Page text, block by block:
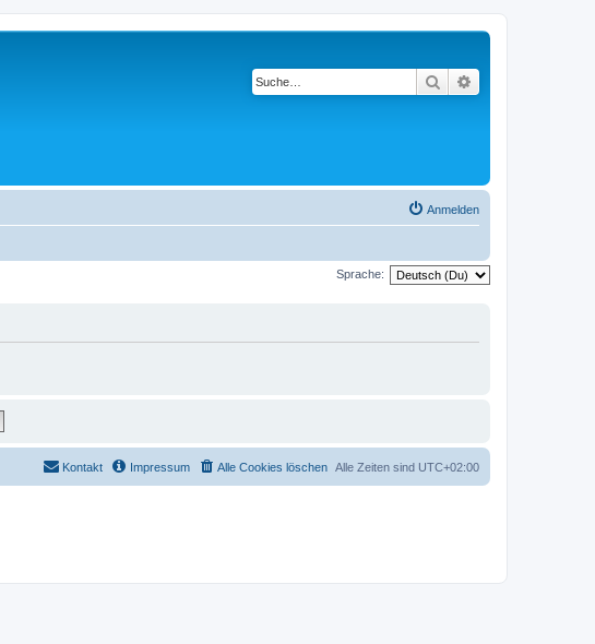
Suche
Anmelden
Sprache:
Alle Zeiten sind UTC+02:00
Alle Cookies löschen
Impressum
Kontakt